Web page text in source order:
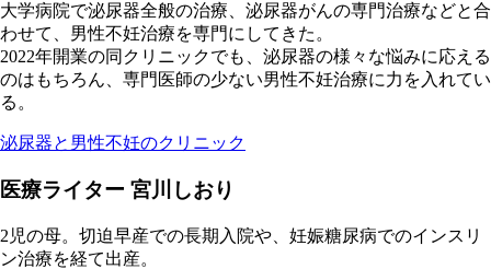
大学病院で泌尿器全般の治療、泌尿器がんの専門治療などと合
わせて、男性不妊治療を専門にしてきた。
2022年開業の同クリニックでも、泌尿器の様々な悩みに応える
のはもちろん、専門医師の少ない男性不妊治療に力を入れてい
る。
泌尿器と男性不妊のクリニック
医療ライター 宮川しおり
2児の母。切迫早産での長期入院や、妊娠糖尿病でのインスリ
ン治療を経て出産。